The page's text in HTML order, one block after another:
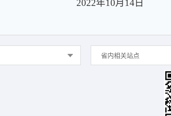
2022年10月14日
省内相关站点